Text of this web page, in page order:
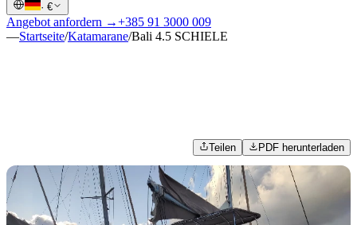
· €
Angebot anfordern →+385 91 3000 009
—Startseite/Katamarane/Bali 4.5 SCHIELE
Teilen PDF herunterladen